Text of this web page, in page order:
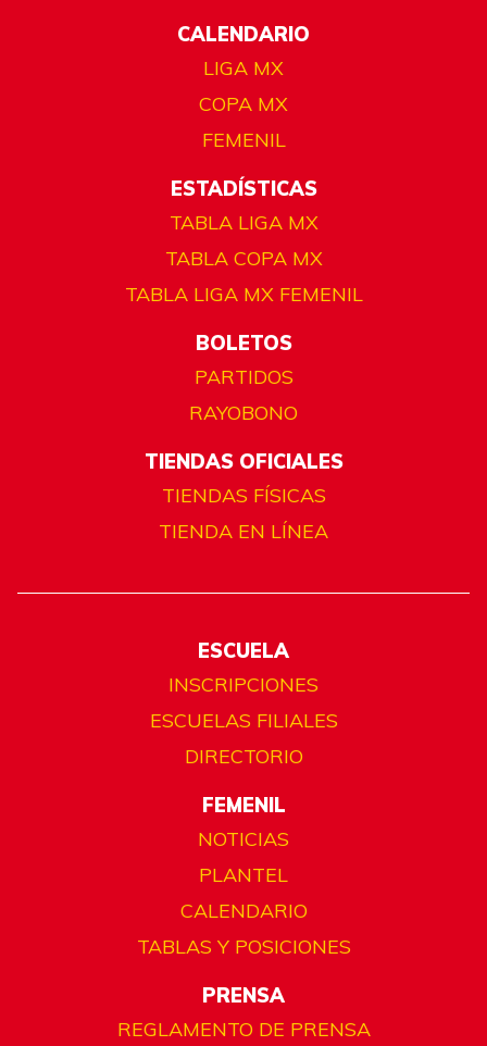
CALENDARIO
LIGA MX
COPA MX
FEMENIL
ESTADÍSTICAS
TABLA LIGA MX
TABLA COPA MX
TABLA LIGA MX FEMENIL
BOLETOS
PARTIDOS
RAYOBONO
TIENDAS OFICIALES
TIENDAS FÍSICAS
TIENDA EN LÍNEA
ESCUELA
INSCRIPCIONES
ESCUELAS FILIALES
DIRECTORIO
FEMENIL
NOTICIAS
PLANTEL
CALENDARIO
TABLAS Y POSICIONES
PRENSA
REGLAMENTO DE PRENSA